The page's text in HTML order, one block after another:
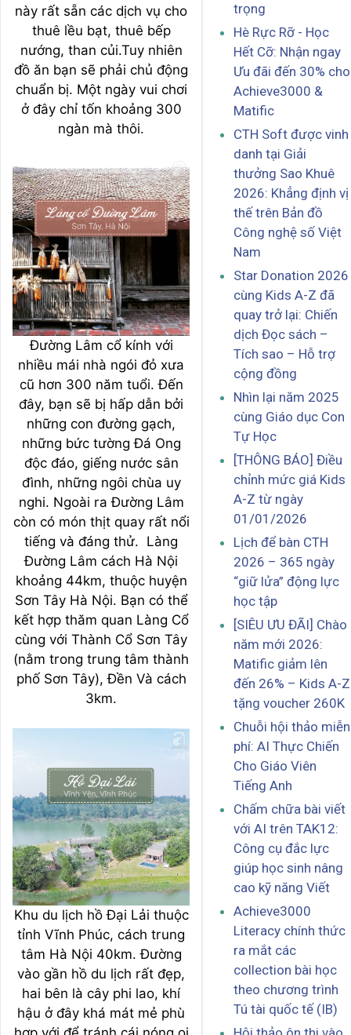
này rất sẵn các dịch vụ cho
thuê lều bạt, thuê bếp
nướng, than củi.Tuy nhiên
đồ ăn bạn sẽ phải chủ động
chuẩn bị. Một ngày vui chơi
ở đây chỉ tốn khoảng 300
ngàn mà thôi.
Đường Lâm cổ kính với
nhiều mái nhà ngói đỏ xưa
cũ hơn 300 năm tuổi. Đến
đây, bạn sẽ bị hấp dẫn bởi
những con đường gạch,
những bức tường Đá Ong
độc đáo, giếng nước sân
đình, những ngôi chùa uy
nghi. Ngoài ra Đường Lâm
còn có món thịt quay rất nổi
tiếng và đáng thử. Làng
Đường Lâm cách Hà Nội
khoảng 44km, thuộc huyện
Sơn Tây Hà Nội. Bạn có thể
kết hợp thăm quan Làng Cổ
cùng với Thành Cổ Sơn Tây
(nằm trong trung tâm thành
phố Sơn Tây), Đền Và cách
3km.
Khu du lịch hồ Đại Lải thuộc
tỉnh Vĩnh Phúc, cách trung
tâm Hà Nội 40km. Đường
vào gần hồ du lịch rất đẹp,
hai bên là cây phi lao, khí
hậu ở đây khá mát mẻ phù
trọng
Hè Rực Rỡ - Học
Hết Cỡ: Nhận ngay
Ưu đãi đến 30% cho
Achieve3000 &
Matific
CTH Soft được vinh
danh tại Giải
thưởng Sao Khuê
2026: Khẳng định vị
thế trên Bản đồ
Công nghệ số Việt
Nam
Star Donation 2026
cùng Kids A-Z đã
quay trở lại: Chiến
dịch Đọc sách –
Tích sao – Hỗ trợ
cộng đồng
Nhìn lại năm 2025
cùng Giáo dục Con
Tự Học
[THÔNG BÁO] Điều
chỉnh mức giá Kids
A-Z từ ngày
01/01/2026
Lịch để bàn CTH
2026 – 365 ngày
“giữ lửa” động lực
học tập
[SIÊU ƯU ĐÃI] Chào
năm mới 2026:
Matific giảm lên
đến 26% – Kids A-Z
tặng voucher 260K
Chuỗi hội thảo miễn
phí: AI Thực Chiến
Cho Giáo Viên
Tiếng Anh
Chấm chữa bài viết
với AI trên TAK12:
Công cụ đắc lực
giúp học sinh nâng
cao kỹ năng Viết
Achieve3000
Literacy chính thức
ra mắt các
collection bài học
theo chương trình
Tú tài quốc tế (IB)